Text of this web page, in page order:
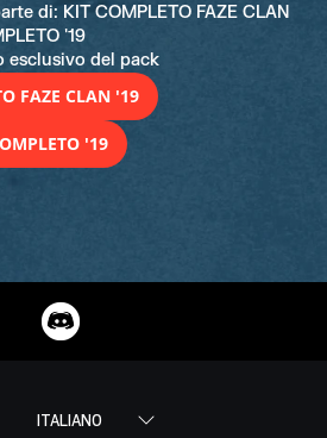
di: KIT COMPLETO FAZE CLAN
'19
esclusivo del pack
FAZE CLAN '19
'19
ITALIANO